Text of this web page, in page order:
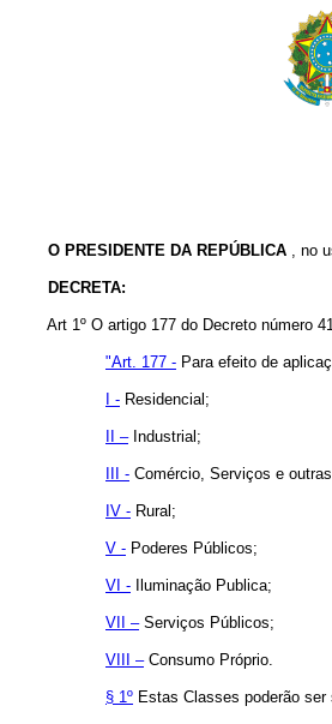
O PRESIDENTE DA REPÚBLICA , no
DECRETA:
Art 1º O artigo 177 do Decreto número
"Art. 177 - Para efeito de
I - Residencial;
II –Industrial;
III - Comércio, Serviços e
IV - Rural;
V - Poderes Públicos;
VI - Iluminação Publica;
VII –Serviços Públicos;
VIII –Consumo Próprio.
§ 1º Estas Classes poderão ser